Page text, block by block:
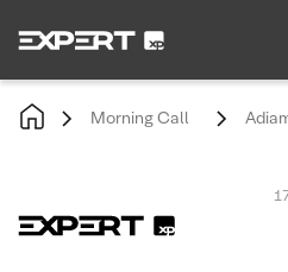
Morning Call